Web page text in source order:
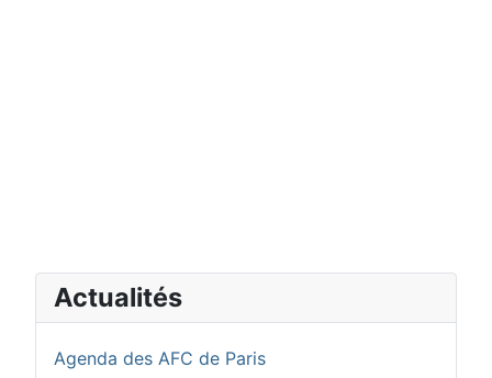
Actualités
Agenda des AFC de Paris